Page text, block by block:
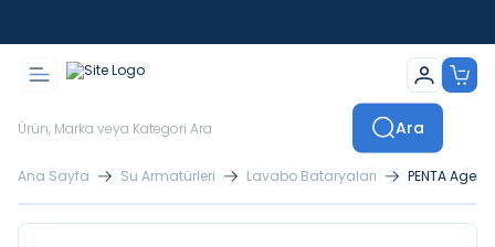
Ara
Ana Sayfa Su Armatürleri Lavabo Bataryaları PENTA